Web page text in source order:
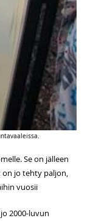
Se on jälleen
on jo tehty paljon,
vuosii
2000-luvun